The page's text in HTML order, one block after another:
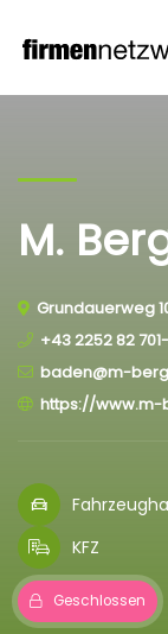
M.
Grundauerweg
+43 2252 82
baden@m-
https://www.m-
KFZ
Geschlossen